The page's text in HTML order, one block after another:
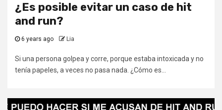
¿Es posible evitar un caso de hit
and run?
6 years ago Lia
Si una persona golpea y corre, porque estaba intoxicada y no
tenía papeles, a veces no pasa nada. ¿Cómo es...